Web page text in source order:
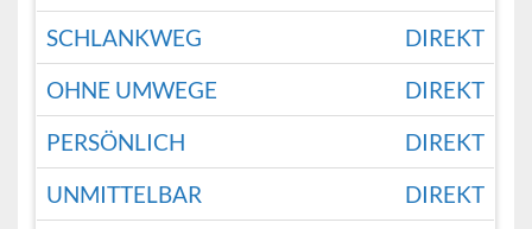
SCHLANKWEG
DIREKT
OHNE UMWEGE
DIREKT
PERSÖNLICH
DIREKT
UNMITTELBAR
DIREKT